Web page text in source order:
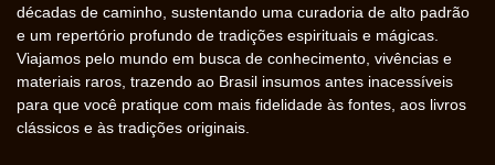
décadas de caminho, sustentando uma curadoria de alto padrão
e um repertório profundo de tradições espirituais e mágicas.
Viajamos pelo mundo em busca de conhecimento, vivências e
materiais raros, trazendo ao Brasil insumos antes inacessíveis
para que você pratique com mais fidelidade às fontes, aos livros
clássicos e às tradições originais.